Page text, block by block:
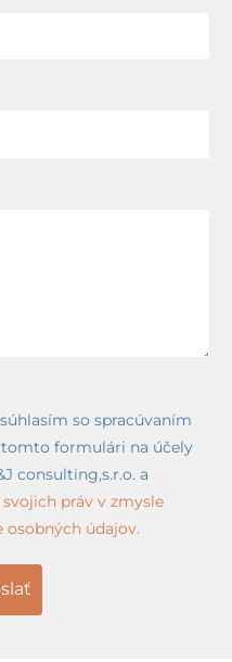
so spracúvaním
formulári na účely
consulting,s.r.o. a
práv v zmysle
osobných údajov.